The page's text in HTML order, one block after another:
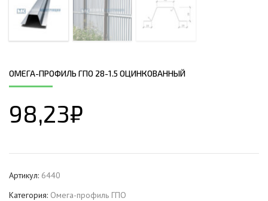
ОМЕГА-ПРОФИЛЬ ГПО 28-1.5 ОЦИНКОВАННЫЙ
98,23₽
Артикул: 6440
Категория: Омега-профиль ГПО